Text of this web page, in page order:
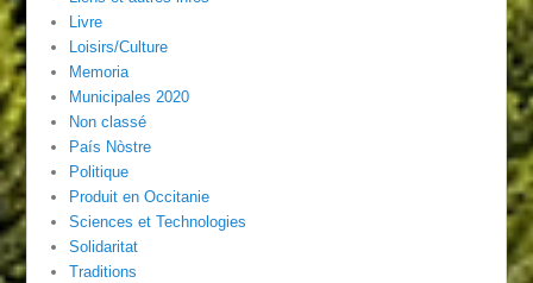
Livre
Loisirs/Culture
Memoria
Municipales 2020
Non classé
País Nòstre
Politique
Produit en Occitanie
Sciences et Technologies
Solidaritat
Traditions